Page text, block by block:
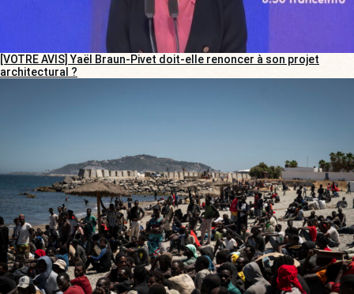
[VOTRE AVIS] Yaël Braun-Pivet doit-elle renoncer à son projet
architectural ?